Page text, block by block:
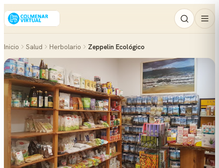
Inicio Salud Herbolario Zeppelin Ecológico